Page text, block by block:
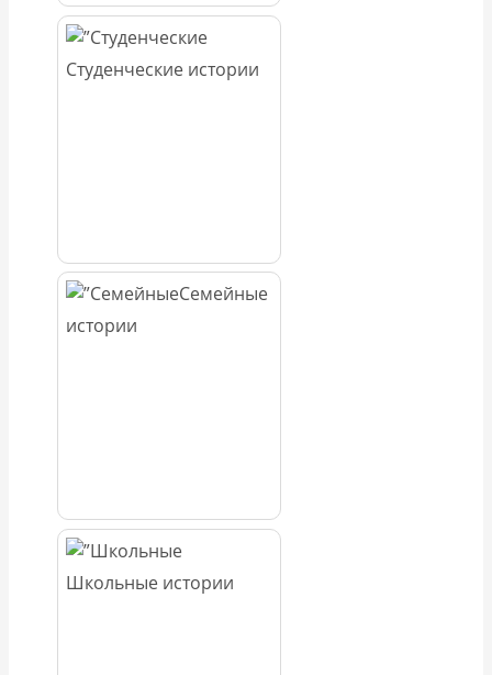
Студенческие истории
Семейные
истории
Школьные истории